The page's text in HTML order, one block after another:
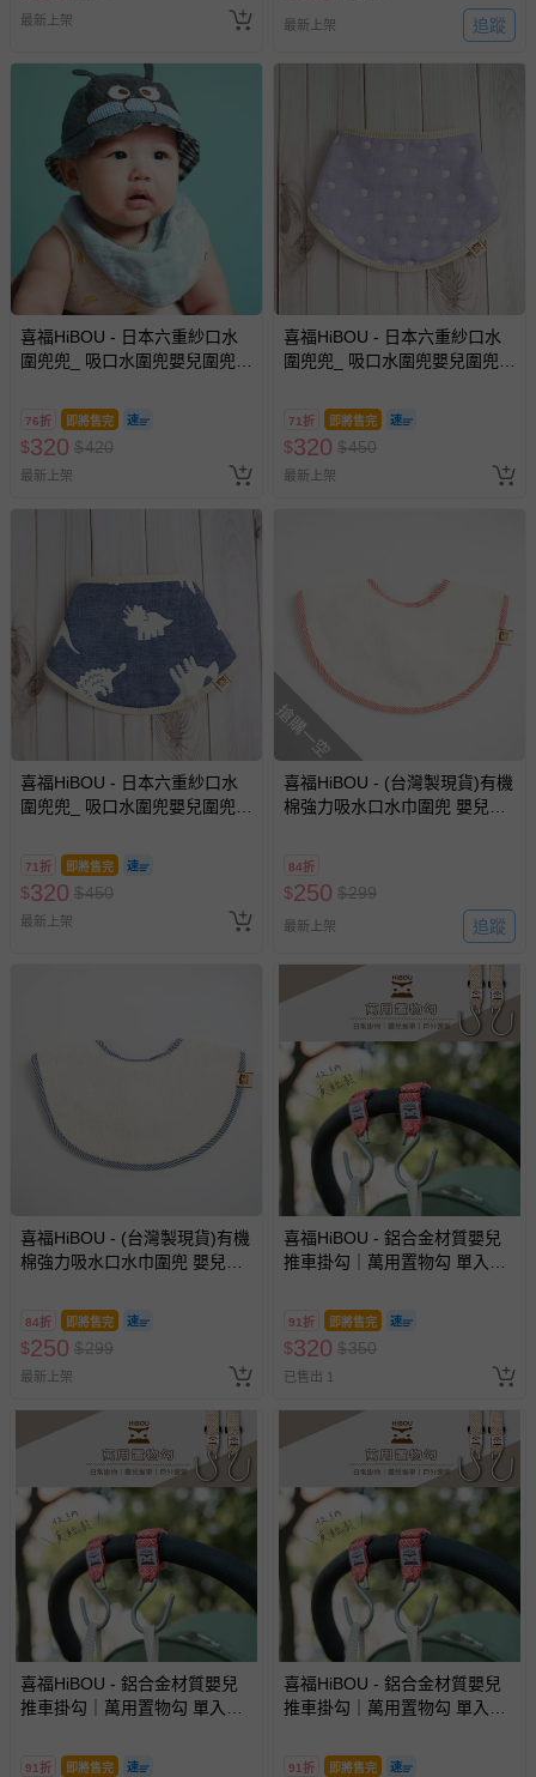
最新上架 最新上架 追蹤
喜福HiBOU - 日本六重紗口水
圍兜兜_ 吸口水圍兜嬰兒圍兜-
76折 即將售完
$320 $420
最新上架
喜福HiBOU - 日本六重紗口水
圍兜兜_ 吸口水圍兜嬰兒圍兜-
71折 即將售完
$320 $450
最新上架
喜福HiBOU - 日本六重紗口水
圍兜兜_ 吸口水圍兜嬰兒圍兜-
71折 即將售完
$320 $450
最新上架
搶購一空
喜福HiBOU - (台灣製現貨)有機
棉強力吸水口水巾圍兜 嬰兒圍
84折
$250 $299
最新上架 追蹤
喜福HiBOU - (台灣製現貨)有機
棉強力吸水口水巾圍兜 嬰兒圍
薦)嬰兒用品推薦吃飯圍兜-海松
84折 即將售完
$250 $299
最新上架
喜福HiBOU - 鋁合金材質嬰兒
推車掛勾｜萬用置物勾 單入組-
營-石榴紅
91折 即將售完
$320 $350
已售出 1
喜福HiBOU - 鋁合金材質嬰兒
推車掛勾｜萬用置物勾 單入組-
營-芥子卡其
91折 即將售完
喜福HiBOU - 鋁合金材質嬰兒
推車掛勾｜萬用置物勾 單入組-
營-海松藍
91折 即將售完